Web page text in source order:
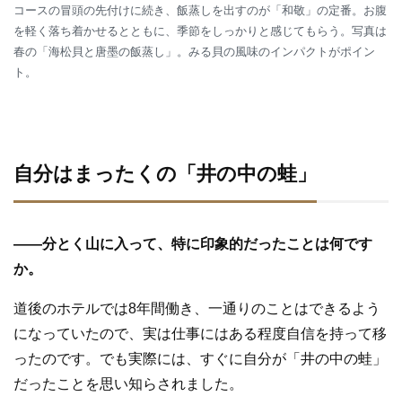
コースの冒頭の先付けに続き、飯蒸しを出すのが「和敬」の定番。お腹
を軽く落ち着かせるとともに、季節をしっかりと感じてもらう。写真は
春の「海松貝と唐墨の飯蒸し」。みる貝の風味のインパクトがポイン
ト。
自分はまったくの「井の中の蛙」
——分とく山に入って、特に印象的だったことは何です
か。
道後のホテルでは8年間働き、一通りのことはできるよう
になっていたので、実は仕事にはある程度自信を持って移
ったのです。でも実際には、すぐに自分が「井の中の蛙」
だったことを思い知らされました。